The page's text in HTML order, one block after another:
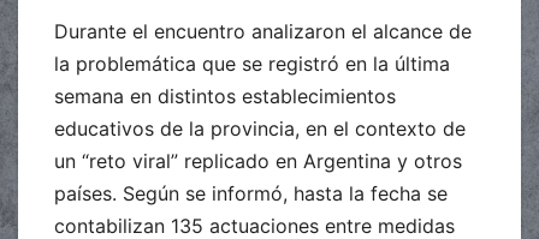
Durante el encuentro analizaron el alcance de
la problemática que se registró en la última
semana en distintos establecimientos
educativos de la provincia, en el contexto de
un “reto viral” replicado en Argentina y otros
países. Según se informó, hasta la fecha se
contabilizan 135 actuaciones entre medidas